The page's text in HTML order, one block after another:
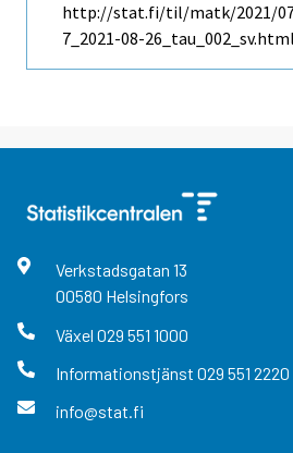
http://stat.fi/til/matk/2021/
7_2021-08-26_tau_002_sv.html
Verkstadsgatan 13
00580 Helsingfors
Växel 029 551 1000
Informationstjänst 029 551 2220
info@stat.fi